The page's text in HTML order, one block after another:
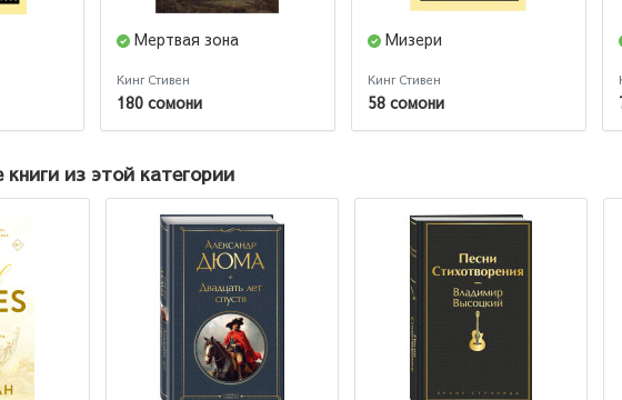
Мертвая зона
Кинг Стивен
180 сомони
Мизери
Кинг Стивен
58 сомони
из этой категории